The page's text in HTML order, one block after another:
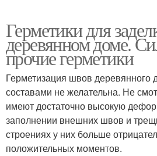
Герметики для
деревянном доме.
прочие герметики
Герметизация швов деревянного
составами не желательна. Не
имеют достаточно высокую
заполнении внешних швов и
строениях у них больше
положительных моментов.